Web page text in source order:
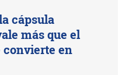
cápsula
más que el
convierte en